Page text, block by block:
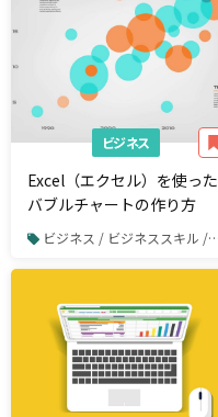
ビジネス
Excel（エクセル）を使った
バブルチャートの作り方
ビジネス / ビジネススキル / Excel